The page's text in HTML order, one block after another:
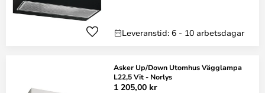
Leveranstid: 6 - 10 arbetsdagar
Asker Up/Down Utomhus Vägglampa
L22,5 Vit - Norlys
1 205,00 kr